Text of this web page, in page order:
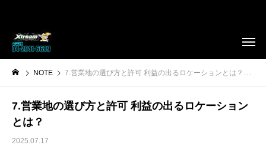
NOTE 7.営業地の選び方と許可 利益の出るロケーションとは？
7.営業地の選び方と許可 利益の出るロケーション
とは？
2025.07.17